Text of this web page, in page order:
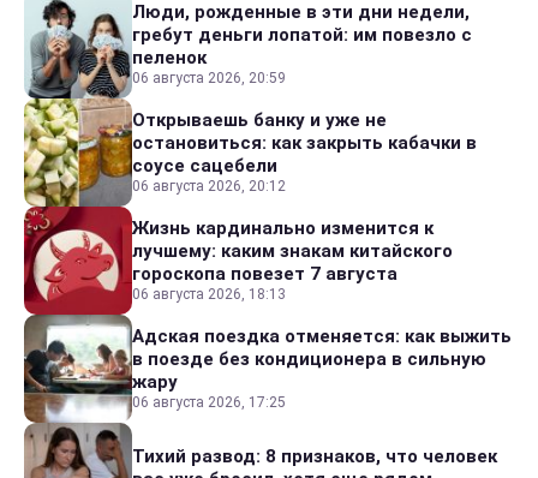
Люди, рожденные в эти дни недели,
гребут деньги лопатой: им повезло с
пеленок
06 августа 2026, 20:59
Открываешь банку и уже не
остановиться: как закрыть кабачки в
соусе сацебели
06 августа 2026, 20:12
Жизнь кардинально изменится к
лучшему: каким знакам китайского
гороскопа повезет 7 августа
06 августа 2026, 18:13
Адская поездка отменяется: как выжить
в поезде без кондиционера в сильную
жару
06 августа 2026, 17:25
Тихий развод: 8 признаков, что человек